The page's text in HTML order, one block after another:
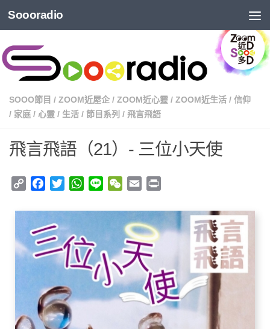
Soooradio
SOOO節目 / ZOOM近屋企 / ZOOM近心靈 / ZOOM近生活 / 信仰
/ 家庭 / 心靈 / 生活 / 節目系列 / 飛言飛語
飛言飛語（21）- 三位小天使
Copy
Facebook
TwitterWhatsApp
Line WeChat
Email